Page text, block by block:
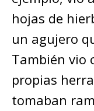
hojas de
un agujero
También vio
propias
tomaban